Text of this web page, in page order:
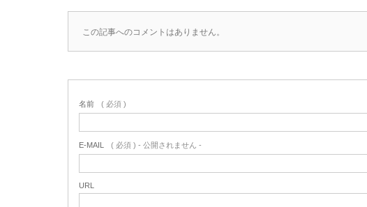
この記事へのコメントはありません。
名前 ( 必須 )
E-MAIL ( 必須 ) - 公開されません -
URL